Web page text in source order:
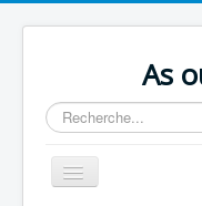
As
Rechercher
Basculer
la